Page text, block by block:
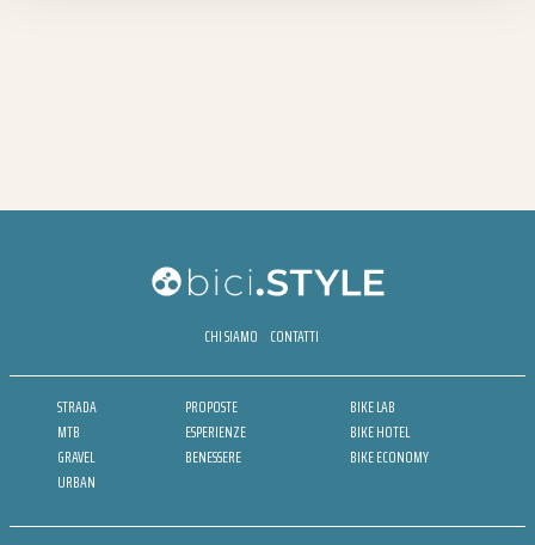
CHI SIAMO CONTATTI
STRADA
MTB
GRAVEL
URBAN
PROPOSTE
ESPERIENZE
BENESSERE
BIKE LAB
BIKE HOTEL
BIKE ECONOMY